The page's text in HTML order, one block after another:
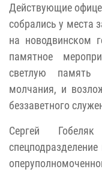
Действующие
собрались у места
на новодвинском
памятное
светлую память
молчания, и
беззаветного
Сергей